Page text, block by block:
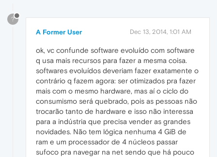
?
A Former User Dec 13, 2014, 1:01 AM
ok, vc confunde software evoluído com software
q usa mais recursos para fazer a mesma coisa.
softwares evoluídos deveriam fazer exatamente o
contrário q fazem agora: ser otimizados pra fazer
mais com o mesmo hardware, mas aí o ciclo do
consumismo será quebrado, pois as pessoas não
trocarão tanto de hardware e isso não interessa
para a indústria que precisa vender as grandes
novidades. Não tem lógica nenhuma 4 GiB de
ram e um processador de 4 núcleos passar
sufoco pra navegar na net sendo que há pouco